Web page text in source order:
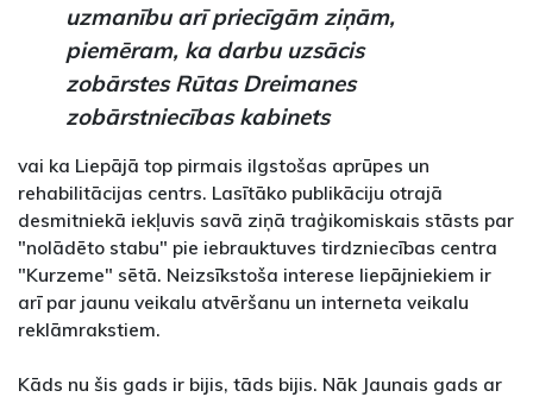
uzmanību arī priecīgām ziņām,
piemēram, ka darbu uzsācis
zobārstes Rūtas Dreimanes
zobārstniecības kabinets
vai ka Liepājā top pirmais ilgstošas aprūpes un
rehabilitācijas centrs. Lasītāko publikāciju otrajā
desmitniekā iekļuvis savā ziņā traģikomiskais stāsts par
"nolādēto stabu" pie iebrauktuves tirdzniecības centra
"Kurzeme" sētā. Neizsīkstoša interese liepājniekiem ir
arī par jaunu veikalu atvēršanu un interneta veikalu
reklāmrakstiem.
Kāds nu šis gads ir bijis, tāds bijis. Nāk Jaunais gads ar